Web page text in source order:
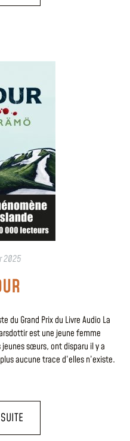
2025
du Grand Prix du Livre Audio La
est une jeune femme
sœurs, ont disparu il y a
aucune trace d’elles n’existe.